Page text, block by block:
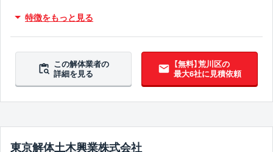
特徴をもっと見る
この解体業者の
詳細を見る
【無料】荒川区の
最大6社に見積依頼
東京解体土木興業株式会社